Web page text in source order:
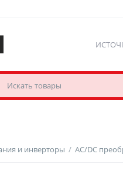
и инверторы / AC/DC